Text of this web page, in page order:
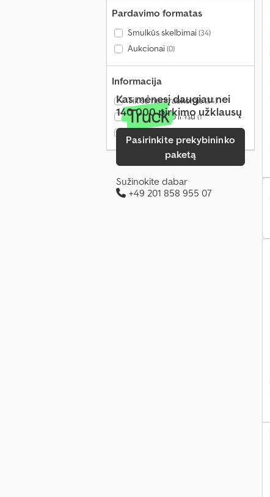
Pardavimo formatas
Smulkūs skelbimai(34)
Aukcionai(0)
Informacija
Tik su nuotraukomis(34)
Tik su vaizdo įrašu(1)
Kas mėnesį daugiau nei
140 000 pirkimo užklausų
Pasirinkite prekybininko
paketą
Sužinokite dabar
+49 201 858 955 07